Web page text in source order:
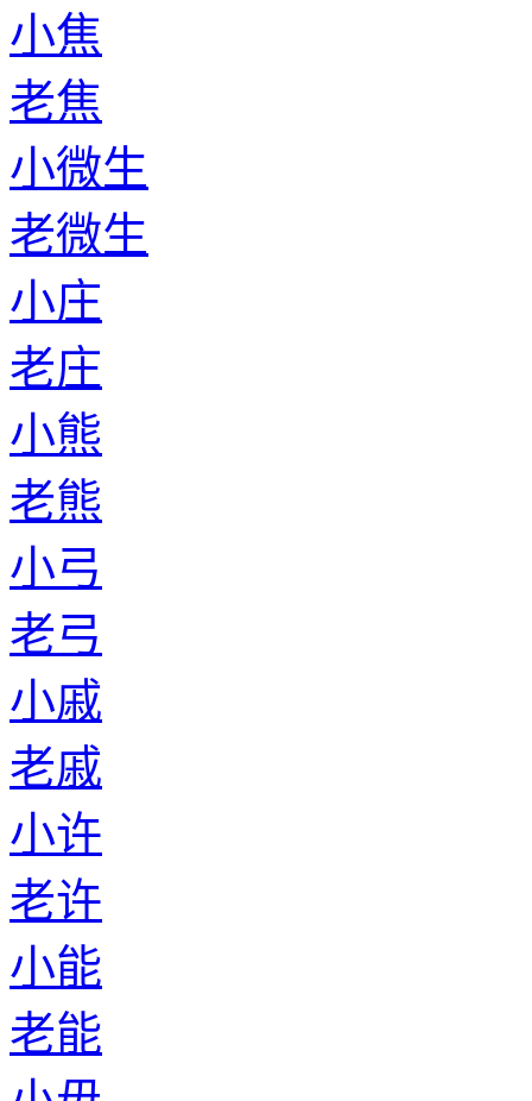
小焦
老焦
小微生
老微生
小庄
老庄
小熊
老熊
小弓
老弓
小戚
老戚
小许
老许
小能
老能